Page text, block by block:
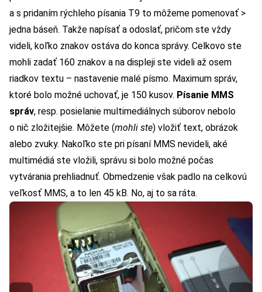
a s pridaním rýchleho písania T9 to môžeme pomenovať >
jedna báseň. Takže napísať a odoslať, pričom ste vždy
videli, koľko znakov ostáva do konca správy. Celkovo ste
mohli zadať 160 znakov a na displeji ste videli až osem
riadkov textu – nastavenie malé písmo. Maximum správ,
ktoré bolo možné uchovať, je 150 kusov. Písanie MMS
správ, resp. posielanie multimediálnych súborov nebolo
o nič zložitejšie. Môžete (mohli ste) vložiť text, obrázok
alebo zvuky. Nakoľko ste pri písaní MMS nevideli, aké
multimédiá ste vložili, správu si bolo možné počas
vytvárania prehliadnuť. Obmedzenie však padlo na celkovú
veľkosť MMS, a to len 45 kB. No, aj to sa ráta.